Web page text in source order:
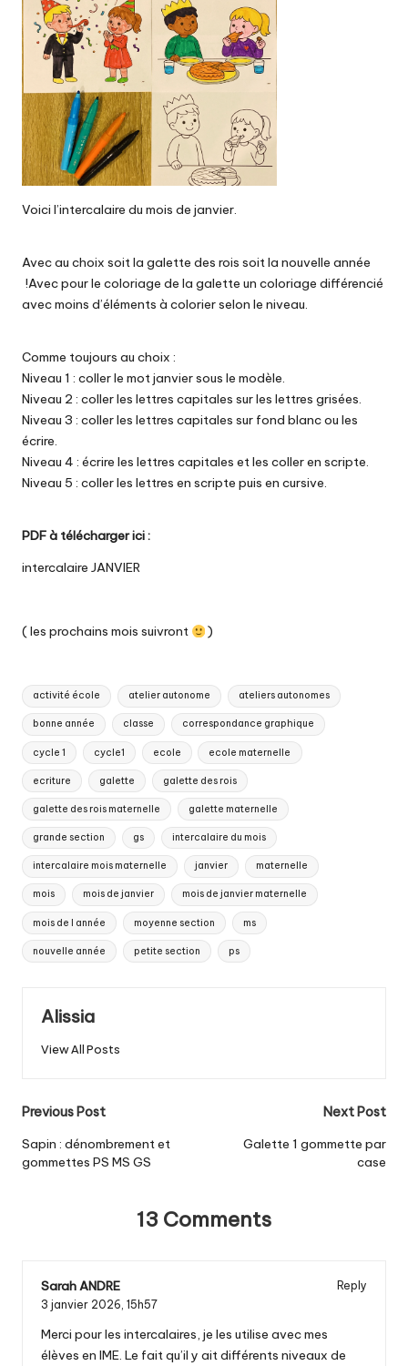
Voici l’intercalaire du mois de janvier.
Avec au choix soit la galette des rois soit la nouvelle année
!Avec pour le coloriage de la galette un coloriage différencié
avec moins d’éléments à colorier selon le niveau.
Comme toujours au choix :
Niveau 1 : coller le mot janvier sous le modèle.
Niveau 2 : coller les lettres capitales sur les lettres grisées.
Niveau 3 : coller les lettres capitales sur fond blanc ou les
écrire.
Niveau 4 : écrire les lettres capitales et les coller en scripte.
Niveau 5 : coller les lettres en scripte puis en cursive.
PDF à télécharger ici :
intercalaire JANVIER
( les prochains mois suivront )
Tags:
activité école atelier autonome ateliers autonomes
bonne année classe correspondance graphique
cycle 1 cycle1 ecole ecole maternelle
ecriture galette galette des rois
galette des rois maternelle galette maternelle
grande section gs intercalaire du mois
intercalaire mois maternelle janvier maternelle
mois mois de janvier mois de janvier maternelle
mois de l année moyenne section ms
nouvelle année petite section ps
Alissia
View All Posts
Post
navigation
Previous Post
Sapin : dénombrement et
gommettes PS MS GS
Next Post
Galette 1 gommette par
case
13 Comments
Sarah ANDRE
Reply
3 janvier 2026, 15h57
Merci pour les intercalaires, je les utilise avec mes
élèves en IME. Le fait qu’il y ait différents niveaux de